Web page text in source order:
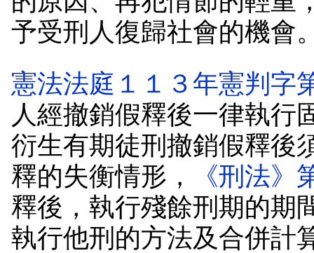
予受刑人復歸社會的機會
憲法法庭１１３年憲判字
人經撤銷假釋後一律執行
衍生有期徒刑撤銷假釋後
釋的失衡情形，
《刑法》
釋後，執行殘餘刑期的期
執行他刑的方法及合併計